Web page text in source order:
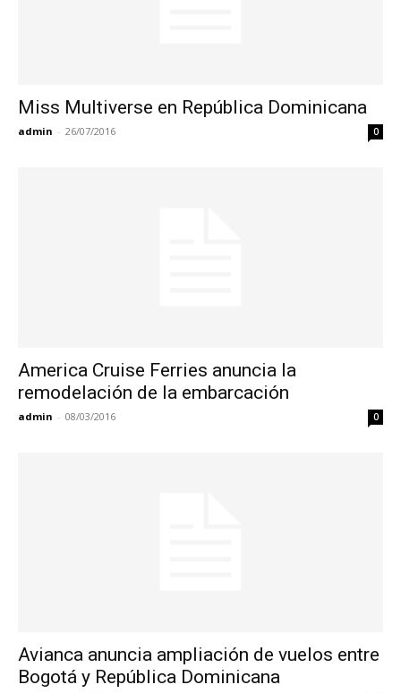
Miss Multiverse en República Dominicana
admin - 26/07/2016 0
America Cruise Ferries anuncia la
remodelación de la embarcación
admin - 08/03/2016 0
Avianca anuncia ampliación de vuelos entre
Bogotá y República Dominicana